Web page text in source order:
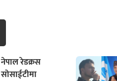
नेपाल रेडक्रस
सोसाईटीमा